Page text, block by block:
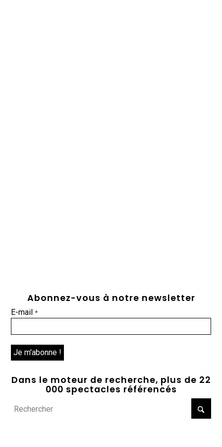
Abonnez-vous à notre newsletter
E-mail*
Dans le moteur de recherche, plus de 22
000 spectacles référencés